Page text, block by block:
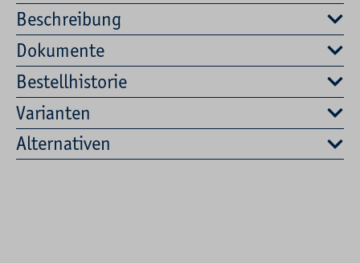
Beschreibung
Dokumente
Bestellhistorie
Varianten
Alternativen